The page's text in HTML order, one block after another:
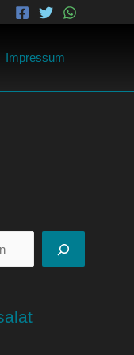
Impressum